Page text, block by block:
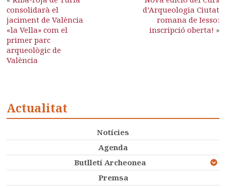
consolidarà el
jaciment de València
«la Vella» com el
primer parc
arqueològic de
València
d’Arqueologia Ciutat
romana de Iesso:
inscripció oberta! »
Actualitat
Notícies
Agenda
Butlletí Archeonea
Premsa